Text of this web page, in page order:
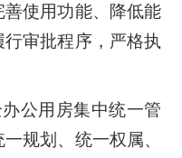
使用功能、降低能
审批程序，严格执
公用房集中统一管
规划、统一权属、